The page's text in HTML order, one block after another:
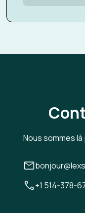
Nous sommes
+1 514-378-